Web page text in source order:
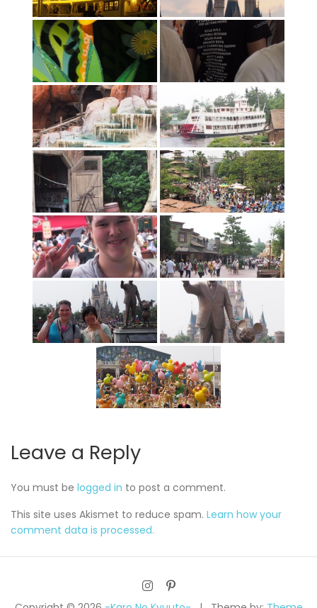
Leave a Reply
You must be logged in to post a comment.
This site uses Akismet to reduce spam. Learn how your
comment data is processed.